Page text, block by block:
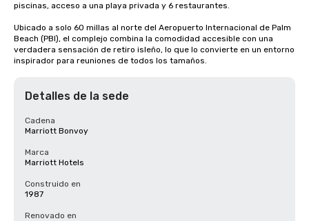
piscinas, acceso a una playa privada y 6 restaurantes.
Ubicado a solo 60 millas al norte del Aeropuerto Internacional de Palm
Beach (PBI), el complejo combina la comodidad accesible con una
verdadera sensación de retiro isleño, lo que lo convierte en un entorno
inspirador para reuniones de todos los tamaños.
Detalles de la sede
Cadena
Marriott Bonvoy
Marca
Marriott Hotels
Construido en
1987
Renovado en